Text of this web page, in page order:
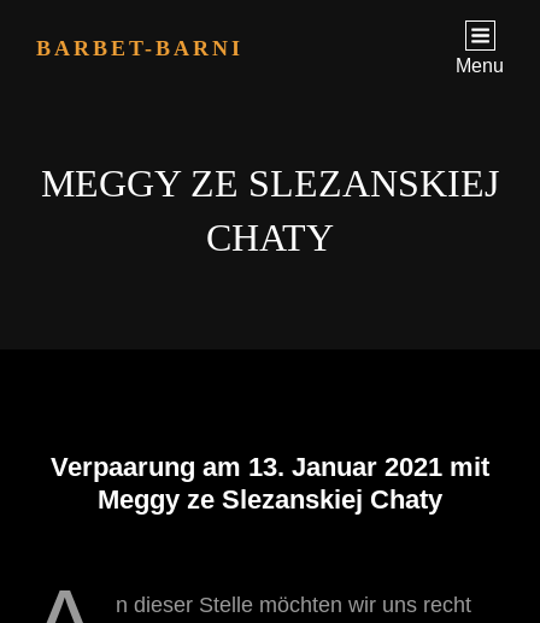
BARBET-BARNI
Menu
MEGGY ZE SLEZANSKIEJ
CHATY
Verpaarung am 13. Januar 2021 mit
Meggy ze Slezanskiej Chaty
n dieser Stelle möchten wir uns recht